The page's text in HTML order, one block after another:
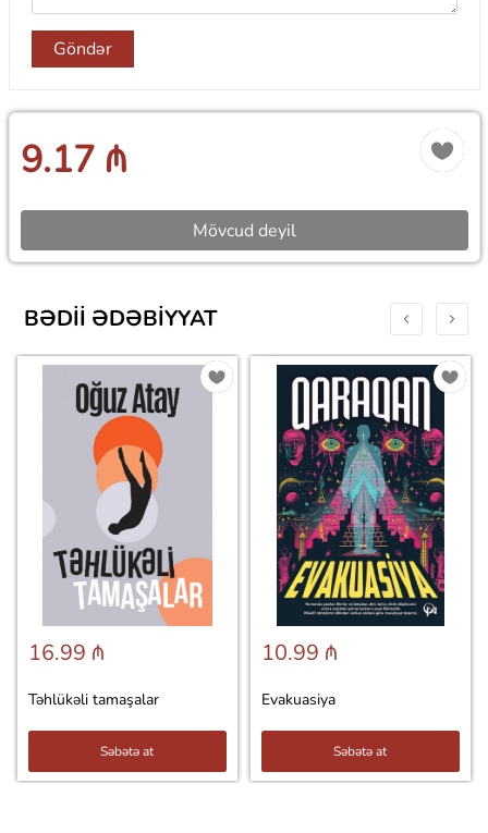
Göndər
9.17 ₼
Mövcud deyil
BƏDII ƏDƏBIYYAT
16.99 ₼
Təhlükəli tamaşalar
Səbətə at
10.99 ₼
Evakuasiya
Səbətə at